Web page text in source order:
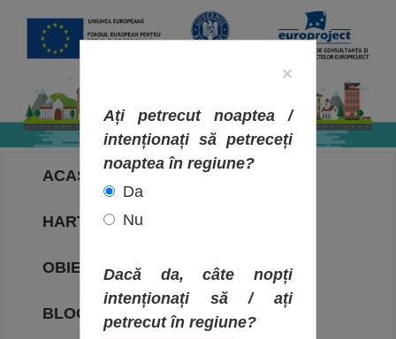
ACASA
HARTA OBIECTIVELOR
OBIECTIVE
BLOG
×
Ați petrecut noaptea /
intenționați să petreceți
noaptea în regiune?
Da
Nu
Dacă da, câte nopți
intenționați să / ați
petrecut în regiune?